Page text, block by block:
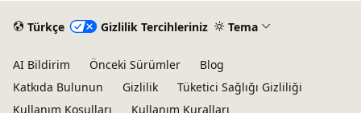
Türkçe Gizlilik Tercihleriniz Tema
AI Bildirim Önceki Sürümler
Blog
Katkıda Bulunun
Gizlilik
Tüketici Sağlığı Gizliliği
Kullanım Koşulları
Kullanım Kuralları